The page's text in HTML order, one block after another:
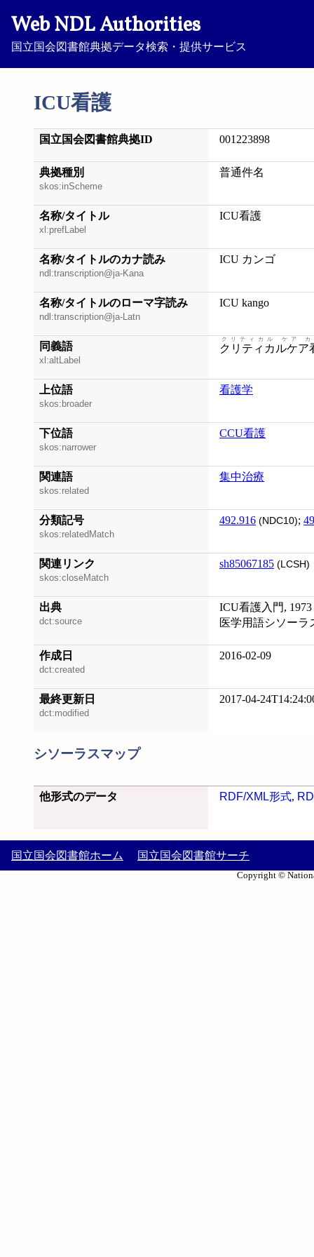
Web NDL Authorities
国立国会図書館典拠データ検索・提供サービス
ICU看護
国立国会図書館典拠ID 001223898
典拠種別
skos:inScheme
普通件名
名称/タイトル
xl:prefLabel
ICU看護
名称/タイトルのカナ読み
ndl:transcription@ja-Kana
ICU カンゴ
名称/タイトルのローマ字読み
ndl:transcription@ja-Latn
ICU kango
同義語
xl:altLabel
クリティカルケア
クリティカル ケア カ
上位語
skos:broader
看護学
下位語
skos:narrower
CCU看護
関連語
skos:related
集中治療
分類記号
skos:relatedMatch
492.916 (NDC10);
関連リンク
skos:closeMatch
sh85067185 (LCSH)
出典
dct:source
ICU看護入門, 1973
医学用語シソーラ
作成日
dct:created
2016-02-09
最終更新日
dct:modified
2017-04-
シソーラスマップ
他形式のデータ RDF/XML形式,
国立国会図書館ホーム 国立国会図書館サーチ
Copyright ©